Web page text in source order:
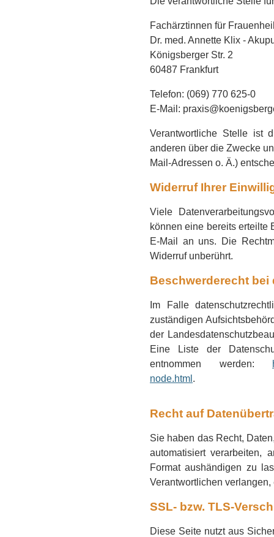
Fachärztinnen für
Dr. med. Annette Klix -
Königsberger Str. 2
60487 Frankfurt
Telefon: (069) 770 625-0
E-Mail:
Verantwortliche Stelle ist
anderen über die Zwecke
Mail-Adressen o. Ä.)
Widerruf Ihrer
Viele
können eine bereits erteilte
E-Mail an uns. Die
Widerruf unberührt.
Beschwerderecht
Im Falle
zuständigen
der
Eine Liste der
entnommen werden:
node.html .
Recht auf
Sie haben das Recht,
automatisiert verarbeiten,
Format aushändigen zu
Verantwortlichen
SSL- bzw. TLS-
Diese Seite nutzt aus